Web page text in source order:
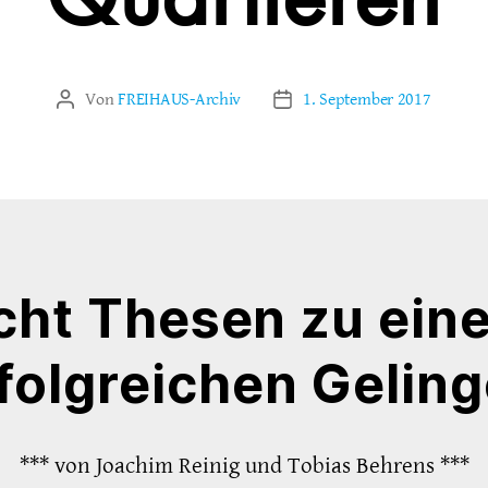
Beitragsautor
VonFREIHAUS-Archiv Veröffentlichungsdatum
1. September 2017
Thesen zu
*** von Joachim Reinig und Tobias Behrens ***